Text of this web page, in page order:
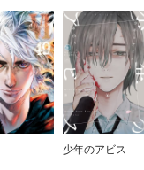
少年のアビス